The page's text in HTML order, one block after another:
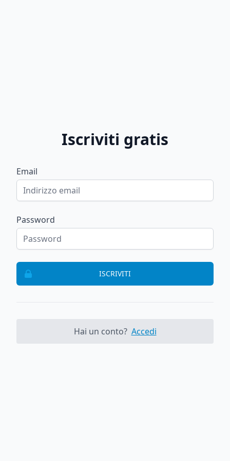
Iscriviti gratis
Email
Password
ISCRIVITI
Hai un conto? Accedi